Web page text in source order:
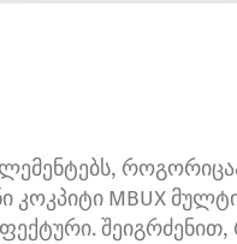
MBUX
შეიგრძენით,